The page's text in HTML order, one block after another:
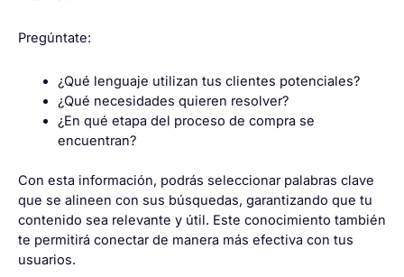
Pregúntate:
¿Qué lenguaje utilizan tus clientes potenciales?
¿Qué necesidades quieren resolver?
¿En qué etapa del proceso de compra se
encuentran?
Con esta información, podrás seleccionar palabras clave
que se alineen con sus búsquedas, garantizando que tu
contenido sea relevante y útil. Este conocimiento también
te permitirá conectar de manera más efectiva con tus
usuarios.